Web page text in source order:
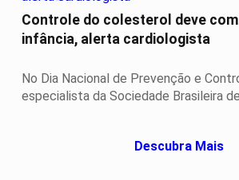
Controle do colesterol deve
infância, alerta cardiologista
No Dia Nacional de Prevenção e
especialista da Sociedade Brasileira
Descubra Mais